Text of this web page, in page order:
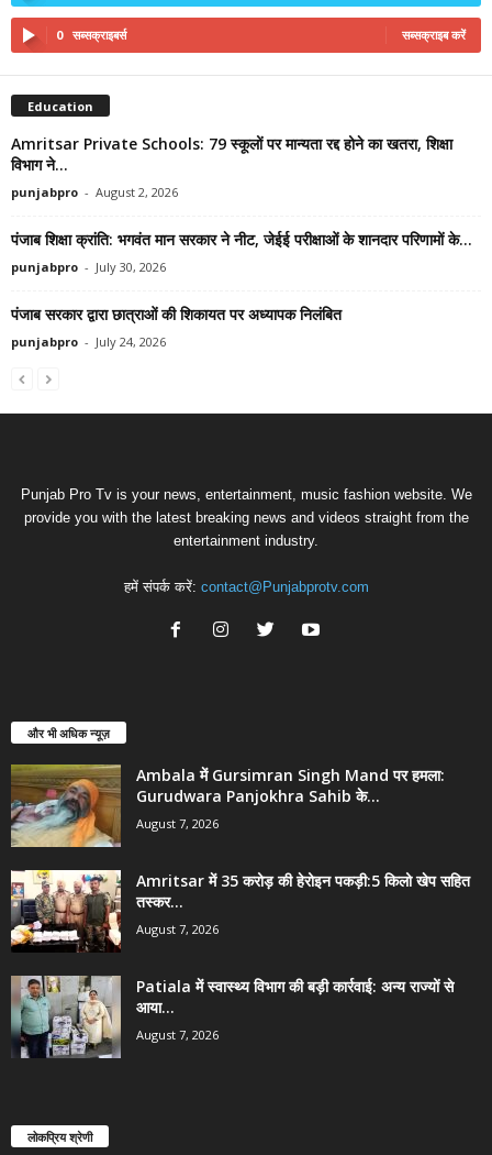
0 सब्सक्राइबर्स सब्सक्राइब करें
Education
Amritsar Private Schools: 79 स्कूलों पर मान्यता रद्द होने का खतरा, शिक्षा
विभाग ने...
punjabpro - August 2, 2026
पंजाब शिक्षा क्रांति: भगवंत मान सरकार ने नीट, जेईई परीक्षाओं के शानदार परिणामों के...
punjabpro - July 30, 2026
पंजाब सरकार द्वारा छात्राओं की शिकायत पर अध्यापक निलंबित
punjabpro - July 24, 2026
Punjab Pro Tv is your news, entertainment, music fashion website. We
provide you with the latest breaking news and videos straight from the
entertainment industry.
हमें संपर्क करें: contact@Punjabprotv.com
और भी अधिक न्यूज़
Ambala में Gursimran Singh Mand पर हमला:
Gurudwara Panjokhra Sahib के...
August 7, 2026
Amritsar में 35 करोड़ की हेरोइन पकड़ी:5 किलो खेप सहित
तस्कर...
August 7, 2026
Patiala में स्वास्थ्य विभाग की बड़ी कार्रवाई: अन्य राज्यों से
आया...
August 7, 2026
लोकप्रिय श्रेणी